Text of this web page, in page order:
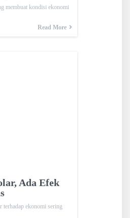
membuat kondisi ekonomi
Read More
Ada Efek
terhadap ekonomi sering